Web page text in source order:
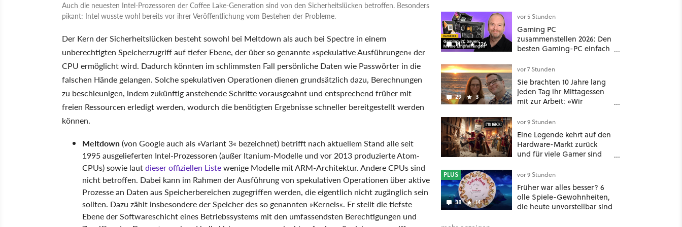
Auch die neuesten Intel-Prozessoren der Coffee Lake-Generation sind von den Sicherheitslücken betroffen. Besonders
pikant: Intel wusste wohl bereits vor ihrer Veröffentlichung vom Bestehen der Probleme.
Der Kern der Sicherheitslücken besteht sowohl bei Meltdown als auch bei Spectre in einem
unberechtigten Speicherzugriff auf tiefer Ebene, der über so genannte »spekulative Ausführungen« der
CPU ermöglicht wird. Dadurch könnten im schlimmsten Fall persönliche Daten wie Passwörter in die
falschen Hände gelangen. Solche spekulativen Operationen dienen grundsätzlich dazu, Berechnungen
zu beschleunigen, indem zukünftig anstehende Schritte vorausgeahnt und entsprechend früher mit
freien Ressourcen erledigt werden, wodurch die benötigten Ergebnisse schneller bereitgestellt werden
können.
Meltdown(von Google auch als »Variant 3« bezeichnet) betrifft nach aktuellem Stand alle seit
1995 ausgelieferten Intel-Prozessoren (außer Itanium-Modelle und vor 2013 produzierte Atom-
CPUs) sowie lautdieser offiziellen Listewenige Modelle mit ARM-Architektur. Andere CPUs sind
nicht betroffen. Dabei kann im Rahmen der Ausführung von spekulativen Operationen über aktive
Prozesse an Daten aus Speicherbereichen zugegriffen werden, die eigentlich nicht zugänglich sein
sollten. Dazu zählt insbesondere der Speicher des so genannten »Kernels«. Er stellt die tiefste
Ebene der Softwareschicht eines Betriebssystems mit den umfassendsten Berechtigungen und
1411 126
vor 5 Stunden
Gaming PC
zusammenstellen 2026: Den
besten Gaming-PC einfach
29 3
vor 7 Stunden
Sie brachten 10 Jahre lang
jeden Tag ihr Mittagessen
mit zur Arbeit: »Wir
Rente gehen« – auch dank
Gamification [Best of
GameStar]
vor 9 Stunden
Eine Legende kehrt auf den
Hardware-Markt zurück
und für viele Gamer sind
38 14
PLUS vor 9 Stunden
Früher war alles besser? 6
olle Spiele-Gewohnheiten,
die heute unvorstellbar sind